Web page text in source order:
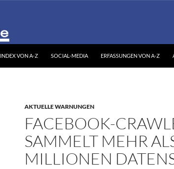
INDEX VON A-Z SOCIAL-MEDIA ERFASSUNGEN VON A-Z
AKTUELLE WARNUNGEN
FACEBOOK-
SAMMELT MEHR
MILLIONEN